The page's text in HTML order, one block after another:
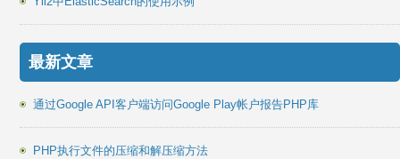
最新文章
通过Google API客户端访问Google Play帐户报告PHP库
PHP执行文件的压缩和解压缩方法